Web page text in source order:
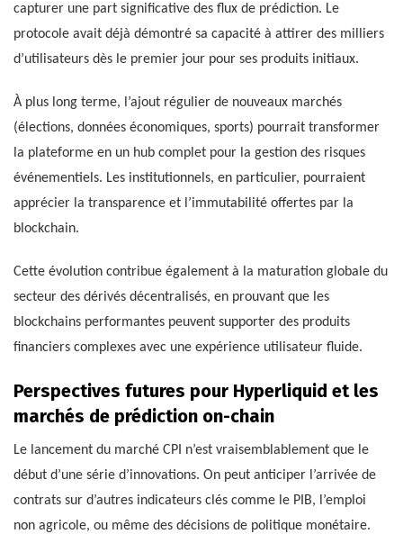
capturer une part significative des flux de prédiction. Le
protocole avait déjà démontré sa capacité à attirer des milliers
d’utilisateurs dès le premier jour pour ses produits initiaux.
À plus long terme, l’ajout régulier de nouveaux marchés
(élections, données économiques, sports) pourrait transformer
la plateforme en un hub complet pour la gestion des risques
événementiels. Les institutionnels, en particulier, pourraient
apprécier la transparence et l’immutabilité offertes par la
blockchain.
Cette évolution contribue également à la maturation globale du
secteur des dérivés décentralisés, en prouvant que les
blockchains performantes peuvent supporter des produits
financiers complexes avec une expérience utilisateur fluide.
Perspectives futures pour Hyperliquid et les
marchés de prédiction on-chain
Le lancement du marché CPI n’est vraisemblablement que le
début d’une série d’innovations. On peut anticiper l’arrivée de
contrats sur d’autres indicateurs clés comme le PIB, l’emploi
non agricole, ou même des décisions de politique monétaire.